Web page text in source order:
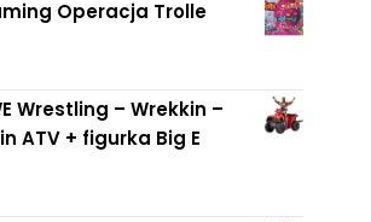
Operacja Trolle
Wrestling – Wrekkin –
ATV + figurka Big E